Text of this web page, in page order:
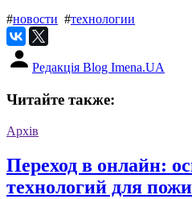
#новости #технологии
Редакція Blog Imena.UA
Читайте также:
Архів
Переход в онлайн:
технологий для